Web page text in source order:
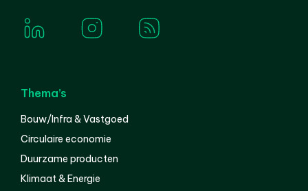
Thema’s
Bouw/Infra & Vastgoed
Circulaire economie
Duurzame producten
Klimaat & Energie